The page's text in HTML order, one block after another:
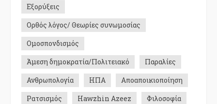
Εξορύξεις
Ορθός λόγος/ Θεωρίες συνωμοσίας
Ομοσπονδισμός
Άμεση δημοκρατία/Πολιτειακό
Παραλίες
Ανθρωπολογία
ΗΠΑ
Αποαποικιοποίηση
Ρατσισμός
Hawzhin Azeez
Φιλοσοφία